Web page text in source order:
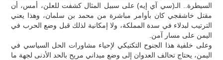
السيطرة.. الـ(سي آي إيه) على سبيل المثال كشفت للعلن، أمس، أن
مقتل خاشقجي كان بأوامر مباشرة من محمد بن سلمان، وهذا يعني
الترتيب لبدلاء في سدة المملكة، ولا إمكانية لذلك قبل وضع الحرب في
اليمن على مسار آمن.
وعلى خلفية هذا الجنوح التكتيكي لإحياء مشاورات الحل السياسي في
اليمن، يحتاج تحالف العدوان إلى وضع ميداني مريح بالحد الأدنى لجهة ما